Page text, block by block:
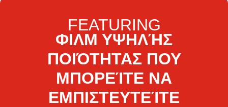
FEATURING
ΦΙΛΜ ΥΨΗΛΉΣ
ΠΟΙΌΤΗΤΑΣ ΠΟΥ
ΜΠΟΡΕΊΤΕ ΝΑ
ΕΜΠΙΣΤΕΥΤΕΊΤΕ